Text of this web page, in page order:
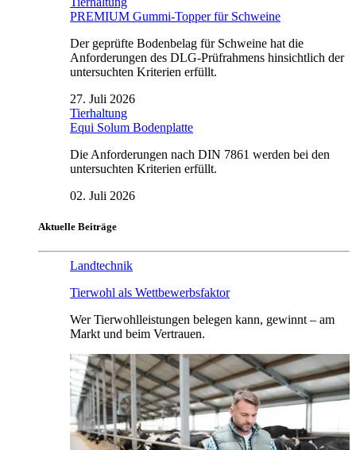
PREMIUM Gummi-Topper für Schweine
Der geprüfte Bodenbelag für Schweine hat die
Anforderungen des DLG-Prüfrahmens hinsichtlich der
untersuchten Kriterien erfüllt.
27. Juli 2026
Tierhaltung
Equi Solum Bodenplatte
Die Anforderungen nach DIN 7861 werden bei den
untersuchten Kriterien erfüllt.
02. Juli 2026
Aktuelle Beiträge
Landtechnik
Tierwohl als Wettbewerbsfaktor
Wer Tierwohlleistungen belegen kann, gewinnt – am
Markt und beim Vertrauen.